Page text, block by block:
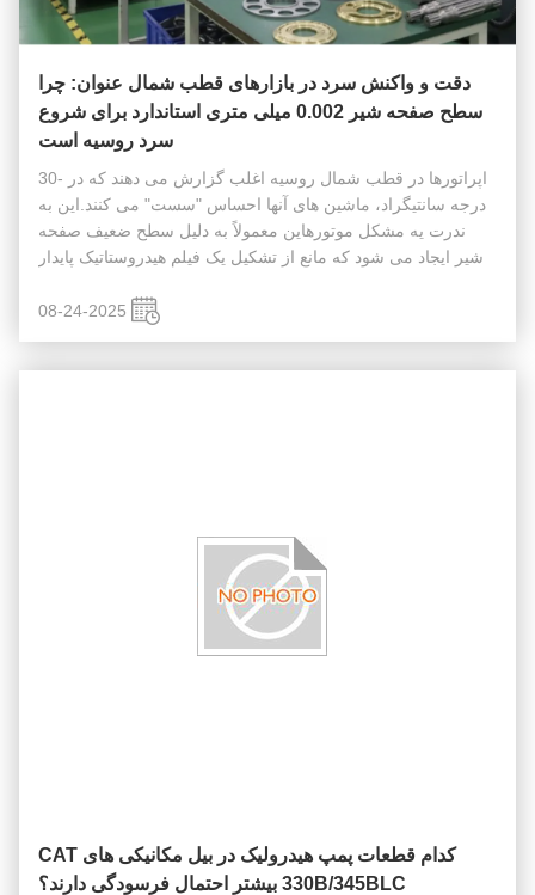
دقت و واکنش سرد در بازارهای قطب شمال عنوان: چرا
سطح صفحه شیر 0.002 میلی متری استاندارد برای شروع
سرد روسیه است
اپراتورها در قطب شمال روسیه اغلب گزارش می دهند که در -30
درجه سانتیگراد، ماشین های آنها احساس "سست" می کنند.اين به
ندرت يه مشکل موتورهاین معمولاً به دلیل سطح ضعیف صفحه
شیر ایجاد می شود که مانع از تشکیل یک فیلم هیدروستاتیک پایدار
مهر و موم بین صفح...
08-24-2025
کدام قطعات پمپ هیدرولیک در بیل مکانیکی های CAT
330B/345BLC بیشتر احتمال فرسودگی دارند؟